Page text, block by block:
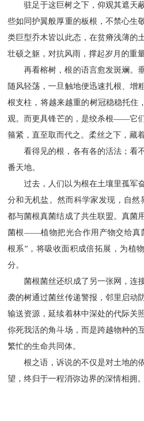
驻足于这巨树之下，仰观其遮天
些如同护翼般厚重的板根，不禁心生
类巨型乔木皆以此态，在贫瘠浅薄的
壮硕之躯，对抗风雨，撑起岁月的重
再看榕树，根的语言愈发斑斓。
随风轻荡，一旦触地便迅速扎根、增
根支柱，将越来越重的树冠稳稳托住
观。而更具锋芒的，是绞杀根——它
箍紧，直至取而代之。柔丝之下，藏
看得见的根，各有各的活法；看
番天地。
过去，人们以为根在土壤里孤军
分和无机盐。然而科学家发现，自然
都与菌根真菌结成了共生联盟。真菌
菌根——植物把光合作用产物交给真
根系”，将吸收面积成倍拓展，为植
分。
菌根菌丝还织成了另一张网，连
袭的树通过菌丝传递警报，邻里启动
输送资源，延续着林中深处的代际关
你死我活的角斗场，而是跨越物种的
繁忙的生命共同体。
根之语，诉说的不仅是对土地的
望，终归于一程消弥边界的深情相拥。